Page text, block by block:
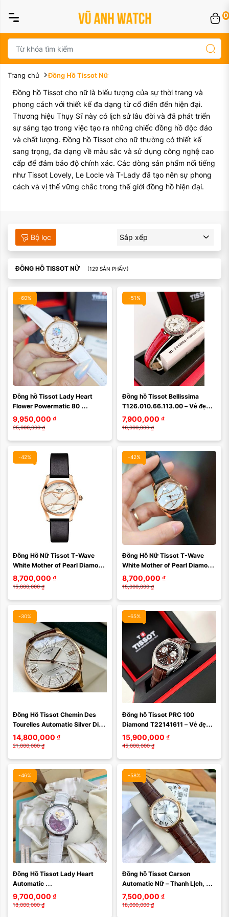
0
Trang chủ Đồng Hồ Tissot Nữ
Đồng hồ Tissot cho nữ là biểu tượng của sự thời trang và
phong cách với thiết kế đa dạng từ cổ điển đến hiện đại.
Thương hiệu Thụy Sĩ này có lịch sử lâu đời và đã phát triển
sự sáng tạo trong việc tạo ra những chiếc đồng hồ độc đáo
và chất lượng. Đồng hồ Tissot cho nữ thường có thiết kế
sang trọng, đa dạng về màu sắc và sử dụng công nghệ cao
cấp để đảm bảo độ chính xác. Các dòng sản phẩm nổi tiếng
như Tissot Lovely, Le Locle và T-Lady đã tạo nên sự phong
cách và vị thế vững chắc trong thế giới đồng hồ hiện đại.
Bộ lọc Sắp xếp
ĐỒNG HỒ TISSOT NỮ (129 SẢN PHẨM)
-60%
Đồng hồ Tissot Lady Heart
Flower Powermatic 80
T050.207.37.017.05 – Vẻ Đẹp
Hoa Lệ Từ Trái Tim ...
9,950,000 ₫
25,000,000 ₫
-51%
Đồng hồ Tissot Bellissima
T126.010.66.113.00 – Vẻ đẹp
nữ tính đậm chất Thụy Sĩ dành
cho quý cô ...
7,900,000 ₫
16,000,000 ₫
-42%
Màu mặt:
Xóa
Đồng Hồ Nữ Tissot T-Wave
White Mother of Pearl Diamond
Dial  T112.210.36.111.00
(T1122103611100) ...
8,700,000 ₫
15,000,000 ₫
-42%
Màu mặt:
Xóa
Đồng Hồ Nữ Tissot T-Wave
White Mother of Pearl Diamond
Dial  T112.210.36.111.00 Màu
Vàng Hồng
8,700,000 ₫
15,000,000 ₫
-30%
Đồng Hồ Tissot Chemin Des
Tourelles Automatic Silver Dial
Watch T099.429.36.038.00
14,800,000 ₫
21,000,000 ₫
-65%
Đồng hồ Tissot PRC 100
Diamond T22141611 – Vẻ đẹp
sang trọng đỉnh cao với dial
kim cương đắt giá
15,900,000 ₫
45,000,000 ₫
-46%
Đồng Hồ Tissot Lady Heart
Automatic
T050.207.16.031.00 – Vẻ Đẹp
Cơ Khí Thụy Sĩ Dành Riêng Cho
9,700,000 ₫
18,000,000 ₫
-58%
Đồng hồ Tissot Carson
Automatic Nữ – Thanh Lịch,
Tinh Tế và Đậm Chất Thụy Sĩ
T122.207.36.033.00 ...
7,500,000 ₫
18,000,000 ₫